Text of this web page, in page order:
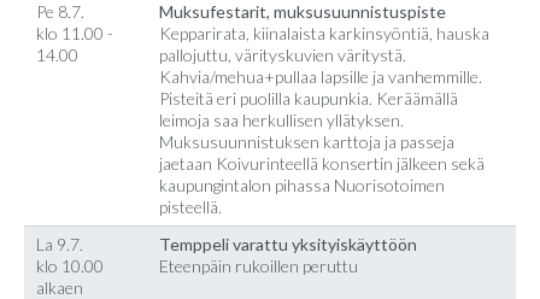
Pe 8.7.
klo 11.00 -
14.00
Muksufestarit, muksusuunnistuspiste
Kepparirata, kiinalaista karkinsyöntiä, hauska
pallojuttu, värityskuvien väritystä.
Kahvia/mehua+pullaa lapsille ja vanhemmille.
Pisteitä eri puolilla kaupunkia. Keräämällä
leimoja saa herkullisen yllätyksen.
Muksusuunnistuksen karttoja ja passeja
jaetaan Koivurinteellä konsertin jälkeen sekä
kaupungintalon pihassa Nuorisotoimen
pisteellä.
La 9.7.
klo 10.00
alkaen
Temppeli varattu yksityiskäyttöön
Eteenpäin rukoillen peruttu